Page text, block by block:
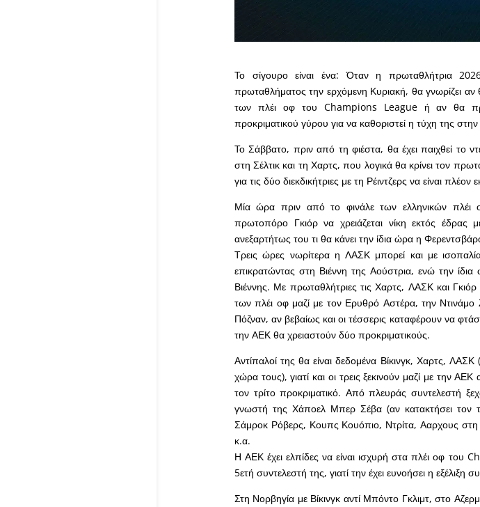
Το σίγουρο είναι ένα: Όταν η πρωταθλήτρια
πρωταθλήματος την ερχόμενη Κυριακή, θα γνωρίζει
των πλέι οφ του Champions League ή αν θα
προκριματικού γύρου για να καθοριστεί η τύχη της
Το Σάββατο, πριν από τη φιέστα, θα έχει παιχθεί το
στη Σέλτικ και τη Χαρτς, που λογικά θα κρίνει τον
για τις δύο διεκδικήτριες με τη Ρέιντζερς να είναι πλέον
Μία ώρα πριν από το φινάλε των ελληνικών πλέι
πρωτοπόρο Γκιόρ να χρειάζεται νίκη εκτός έδρας
ανεξαρτήτως του τι θα κάνει την ίδια ώρα η
Τρεις ώρες νωρίτερα η ΛΑΣΚ μπορεί και με
επικρατώντας στη Βιέννη της Αούστρια, ενώ την
Βιέννης. Με πρωταθλήτριες τις Χαρτς, ΛΑΣΚ και
των πλέι οφ μαζί με τον Ερυθρό Αστέρα, την
Πόζναν, αν βεβαίως και οι τέσσερις καταφέρουν να
την ΑΕΚ θα χρειαστούν δύο προκριματικούς.
Αντίπαλοί της θα είναι δεδομένα Βίκινγκ, Χαρτς,
χώρα τους), γιατί και οι τρεις ξεκινούν μαζί με την
τον τρίτο προκριματικό. Από πλευράς συντελεστή
γνωστή της Χάποελ Μπερ Σέβα (αν κατακτήσει τον
Σάμροκ Ρόβερς, Κουπς Κουόπιο, Ντρίτα, Ααρχους στη
κ.α.
Η ΑΕΚ έχει ελπίδες να είναι ισχυρή στα πλέι οφ του
5ετή συντελεστή της, γιατί την έχει ευνοήσει η
Στη Νορβηγία με Βίκινγκ αντί Μπόντο Γκλιμτ, στο